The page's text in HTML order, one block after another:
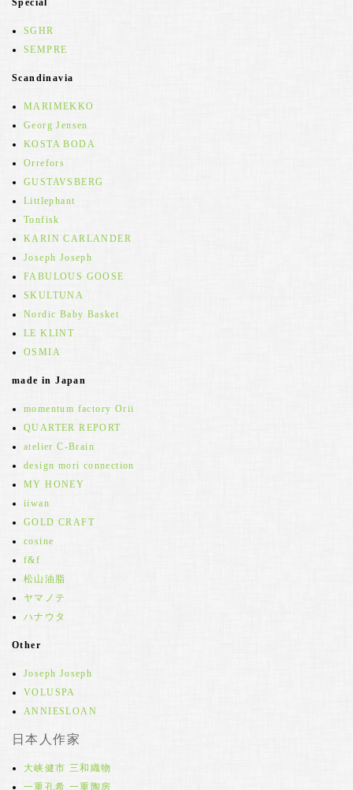
Special
SGHR
SEMPRE
Scandinavia
MARIMEKKO
Georg Jensen
KOSTA BODA
Orrefors
GUSTAVSBERG
Littlephant
Tonfisk
KARIN CARLANDER
Joseph Joseph
FABULOUS GOOSE
SKULTUNA
Nordic Baby Basket
LE KLINT
OSMIA
made in Japan
momentum factory Orii
QUARTER REPORT
atelier C-Brain
design mori connection
MY HONEY
iiwan
GOLD CRAFT
cosine
f&f
松山油脂
ヤマノテ
ハナウタ
Other
Joseph Joseph
VOLUSPA
ANNIESLOAN
日本人作家
大峡健市 三和織物
一重孔希 一重陶房